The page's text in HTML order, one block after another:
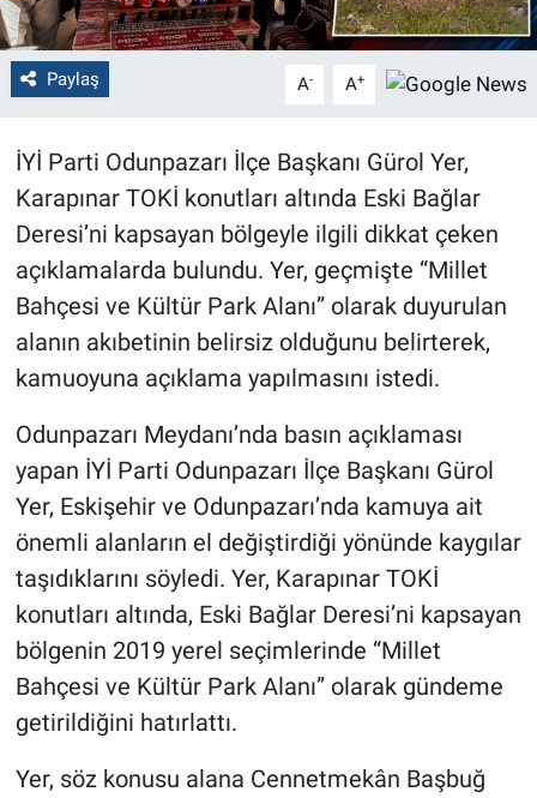
Paylaş A- A+
İYİ Parti Odunpazarı İlçe Başkanı Gürol Yer,
Karapınar TOKİ konutları altında Eski Bağlar
Deresi’ni kapsayan bölgeyle ilgili dikkat çeken
açıklamalarda bulundu. Yer, geçmişte “Millet
Bahçesi ve Kültür Park Alanı” olarak duyurulan
alanın akıbetinin belirsiz olduğunu belirterek,
kamuoyuna açıklama yapılmasını istedi.
Odunpazarı Meydanı’nda basın açıklaması
yapan İYİ Parti Odunpazarı İlçe Başkanı Gürol
Yer, Eskişehir ve Odunpazarı’nda kamuya ait
önemli alanların el değiştirdiği yönünde kaygılar
taşıdıklarını söyledi. Yer, Karapınar TOKİ
konutları altında, Eski Bağlar Deresi’ni kapsayan
bölgenin 2019 yerel seçimlerinde “Millet
Bahçesi ve Kültür Park Alanı” olarak gündeme
getirildiğini hatırlattı.
Yer, söz konusu alana Cennetmekân Başbuğ
Kütahya
Gezi
Çevre
Yerel
Magazin
Bilim ve Teknoloji